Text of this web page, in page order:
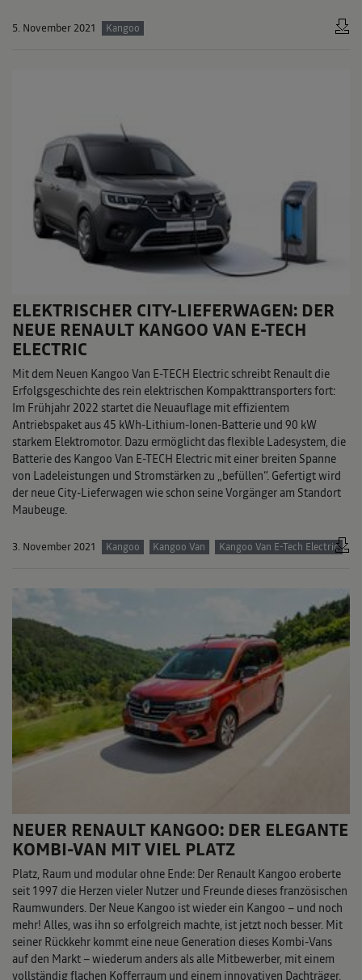
5. November 2021 Kangoo
ELEKTRISCHER CITY-LIEFERWAGEN: DER
NEUE RENAULT KANGOO VAN E-TECH
ELECTRIC
Mit dem Neuen Kangoo Van E-TECH Electric schreibt Renault die
Erfolgsgeschichte des rein elektrischen Kompakttransporters fort:
Im Frühjahr 2022 startet die Neuauflage mit effizientem
Antriebspaket aus 45 kWh-Lithium-Ionen-Batterie und 90 kW
starkem Elektromotor. Dazu ermöglicht das flexible Ladesystem, die
Batterie des Kangoo Van E-TECH Electric mit einer breiten Spanne
von Ladeleistungen und Stromstärken zu „befüllen“. Gefertigt wird
der neue City-Lieferwagen wie schon seine Vorgänger am Standort
Maubeuge.
3. November 2021 Kangoo Kangoo Van Kangoo Van E-Tech Electric
NEUER RENAULT KANGOO: DER ELEGANTE
KOMBI-VAN MIT VIEL PLATZ
Platz, Raum und modular ohne Ende: Der Renault Kangoo eroberte
seit 1997 die Herzen vieler Nutzer und Freunde dieses französischen
Raumwunders. Der Neue Kangoo ist wieder ein Kangoo – und noch
mehr! Alles, was ihn so erfolgreich machte, ist jetzt noch besser. Mit
seiner Rückkehr kommt eine neue Generation dieses Kombi-Vans
auf den Markt – wiederum anders als alle Mitbewerber, mit einem
vollständig flachen Kofferraum und einem innovativen Dachträger.